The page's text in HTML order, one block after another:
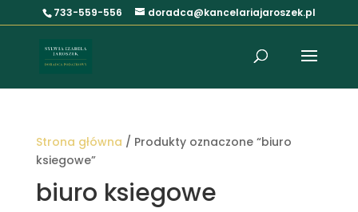
733-559-556 doradca@kancelariajaroszek.pl
Strona główna / Produkty oznaczone “biuro
ksiegowe”
biuro ksiegowe